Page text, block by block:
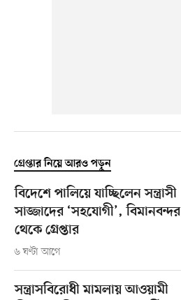
গ্রেপ্তার নিয়ে আরও পড়ুন
বিদেশে পালিয়ে যাচ্ছিলেন সন্ত্রাসী
সাজ্জাদের ‘সহযোগী’, বিমানবন্দর
থেকে গ্রেপ্তার
৬ ঘণ্টা আগে
সন্ত্রাসবিরোধী মামলায় আওয়ামী